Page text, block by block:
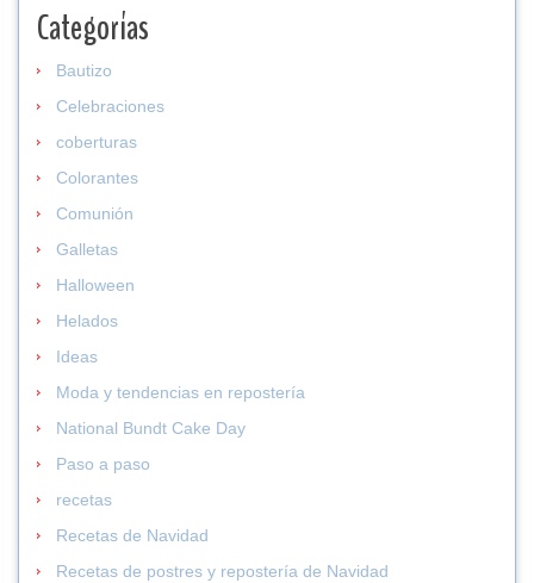
Categorías
Bautizo
Celebraciones
coberturas
Colorantes
Comunión
Galletas
Halloween
Helados
Ideas
Moda y tendencias en repostería
National Bundt Cake Day
Paso a paso
recetas
Recetas de Navidad
Recetas de postres y repostería de Navidad